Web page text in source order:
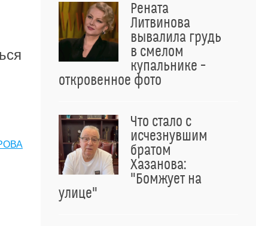
Рената
Литвинова
вывалила грудь
в смелом
купальнике –
откровенное фото
Что стало с
исчезнувшим
братом
Хазанова:
"Бомжует на
улице"